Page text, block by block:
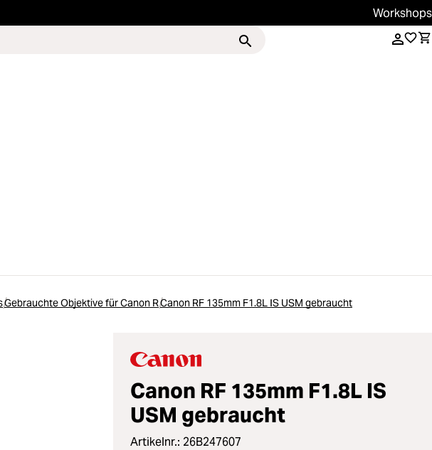
Workshops
Services
Magazin
Gebrauchte Objektive für Canon RCanon RF 135mm F1.8L IS USM gebraucht
Canon RF 135mm F1.8L IS
USM gebraucht
Artikelnr.: 26B247607